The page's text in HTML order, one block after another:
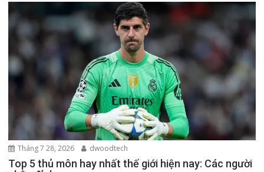
Tháng 7 28, 2026 dwoodtech
Top 5 thủ môn hay nhất thế giới hiện nay: Các người